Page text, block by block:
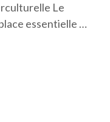
Le
essentielle …